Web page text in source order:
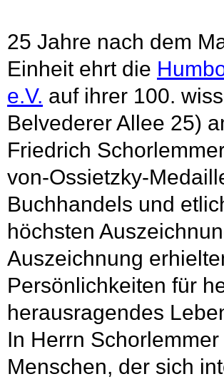
25 Jahre nach dem
Einheit ehrt die
e.V. auf ihrer 100.
Belvederer Allee 25)
Friedrich
von-Ossietzky-
Buchhandels und
höchsten
Auszeichnung
Persönlichkeiten für
herausragendes
In Herrn
Menschen, der sich